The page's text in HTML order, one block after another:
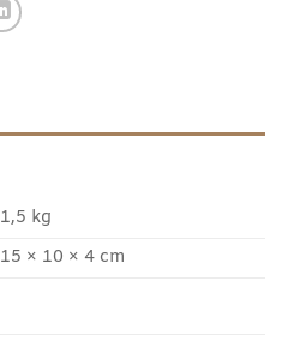
1,5 kg
15 × 10 × 4 cm